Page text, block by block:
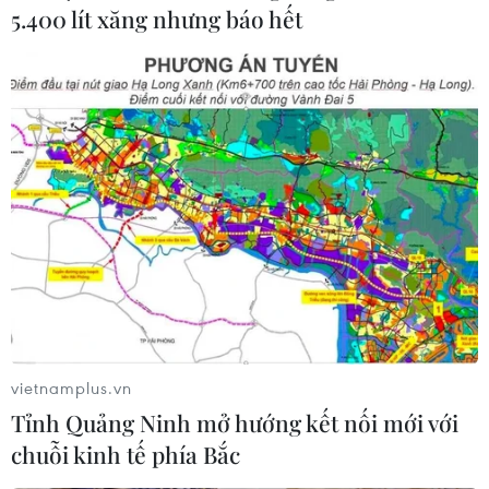
5.400 lít xăng nhưng báo hết
vietnamplus.vn
Tỉnh Quảng Ninh mở hướng kết nối mới với
chuỗi kinh tế phía Bắc